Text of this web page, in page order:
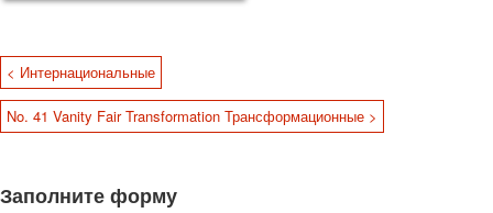
< Интернациональные
No. 41 Vanity Fair Transformation Трансформационные >
Заполните форму